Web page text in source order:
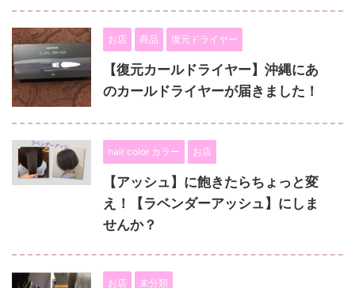
お店 商品 復元ドライヤー
【復元カールドライヤー】沖縄にあ
のカールドライヤーが届きました！
hair color カラー お店
【アッシュ】に飽きたらちょっと変
え！【ラベンダーアッシュ】にしま
せんか？
お店 未分類